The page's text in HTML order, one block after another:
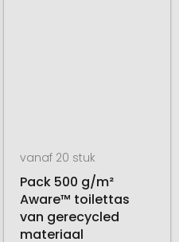
vanaf 20 stuk
Pack 500 g/m²
Aware™ toilettas
van gerecycled
materiaal